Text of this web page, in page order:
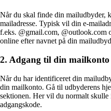
Når du skal finde din mailudbyder,
mailadresse. Typisk vil din e-
f.eks. @gmail.com, @outlook.com
online efter navnet på din
2. Adgang til din mailkonto
Når du har identificeret din
din mailkonto. Gå til udbyderens
sektionen. Her vil du normalt skulle
adgangskode.